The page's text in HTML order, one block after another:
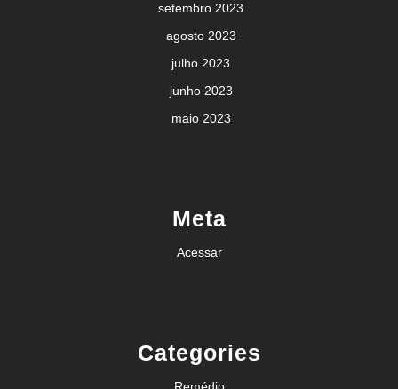
setembro 2023
agosto 2023
julho 2023
junho 2023
maio 2023
Meta
Acessar
Categories